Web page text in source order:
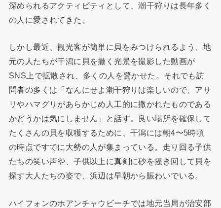
深められるアクティビティとして、潮干狩りは長年多く
の人に愛されてきた。
しかし最近、観光客が簡単に貝をみつけられるよう、地
元の人たちが干潟に貝を撒く光景を撮影した動画が
SNS上で拡散され、多くの人を驚かせた。それでも訪
問者の多くは「なんにせよ潮干狩りは楽しいので、アサ
リやハマグリがあらかじめ人工的に撒かれたものである
かどうかは気にしません」と話す。良い場所を確保して
たくさんの貝を収穫するために、干潟には朝4〜5時頃
の時点ですでに大勢の人が集まっている。走り回る子供
たちの笑い声や、子供以上に真剣に砂を掻き回して貝を
探す大人たちの姿で、浜辺は早朝から賑わいでいる。
ハイフォンのホアンチャウビーチでは地元当局が治安部